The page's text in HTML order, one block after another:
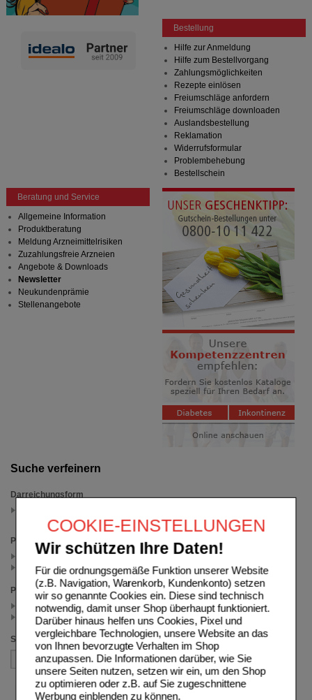
COOKIE-EINSTELLUNGEN
Wir schützen Ihre Daten!
Für die ordnungsgemäße Funktion unserer Website
(z.B. Navigation, Warenkorb, Kundenkonto) setzen
wir so genannte Cookies ein. Diese sind technisch
notwendig, damit unser Shop überhaupt funktioniert.
Darüber hinaus helfen uns Cookies, Pixel und
vergleichbare Technologien, unsere Website an das
von Ihnen bevorzugte Verhalten im Shop
anzupassen. Die Informationen darüber, wie Sie
unsere Seiten nutzen, setzen wir ein, um den Shop
zu optimieren oder z.B. auf Sie zugeschnittene
Werbung einblenden zu können.
Suche verfeinern
Darreichungsform
Packungsgröße
60 St (1)
120 St (1)
Preis
< 17.50 (1)
>= 17.50 (1)
Sortieren nach
Bestellung
Hilfe zur Anmeldung
Hilfe zum Bestellvorgang
Zahlungsmöglichkeiten
Rezepte einlösen
Freiumschläge anfordern
Freiumschläge downloaden
Auslandsbestellung
Reklamation
Widerrufsformular
Problembehebung
Bestellschein
Beratung und Service
Allgemeine Information
Produktberatung
Meldung Arzneimittelrisiken
Zuzahlungsfreie Arzneien
Angebote & Downloads
Newsletter
Neukundenprämie
Stellenangebote